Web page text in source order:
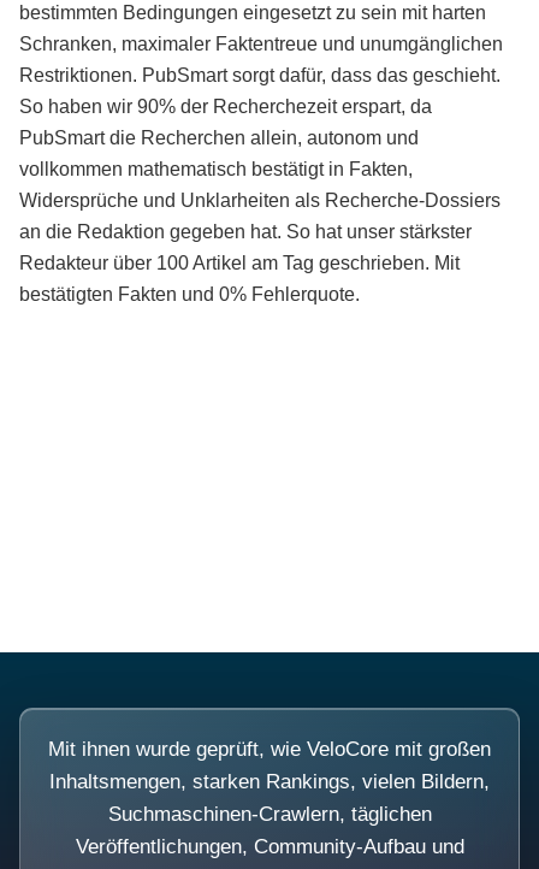
bestimmten Bedingungen eingesetzt zu sein mit harten
Schranken, maximaler Faktentreue und unumgänglichen
Restriktionen. PubSmart sorgt dafür, dass das geschieht.
So haben wir 90% der Recherchezeit erspart, da
PubSmart die Recherchen allein, autonom und
vollkommen mathematisch bestätigt in Fakten,
Widersprüche und Unklarheiten als Recherche-Dossiers
an die Redaktion gegeben hat. So hat unser stärkster
Redakteur über 100 Artikel am Tag geschrieben. Mit
bestätigten Fakten und 0% Fehlerquote.
Mit ihnen wurde geprüft, wie VeloCore mit großen
Inhaltsmengen, starken Rankings, vielen Bildern,
Suchmaschinen-Crawlern, täglichen
Veröffentlichungen, Community-Aufbau und